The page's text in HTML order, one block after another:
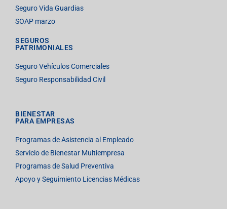
Seguro Vida Guardias
SOAP marzo
SEGUROS
PATRIMONIALES
Seguro Vehículos Comerciales
Seguro Responsabilidad Civil
BIENESTAR
PARA EMPRESAS
Programas de Asistencia al Empleado
Servicio de Bienestar Multiempresa
Programas de Salud Preventiva
Apoyo y Seguimiento Licencias Médicas